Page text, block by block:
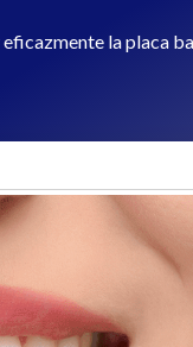
la placa